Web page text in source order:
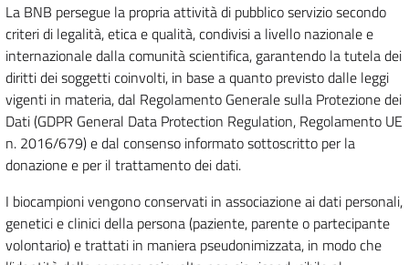
La BNB persegue la propria attività di pubblico servizio secondo
criteri di legalità, etica e qualità, condivisi a livello nazionale e
internazionale dalla comunità scientifica, garantendo la tutela dei
diritti dei soggetti coinvolti, in base a quanto previsto dalle leggi
vigenti in materia, dal Regolamento Generale sulla Protezione dei
Dati (GDPR General Data Protection Regulation, Regolamento UE
n. 2016/679) e dal consenso informato sottoscritto per la
donazione e per il trattamento dei dati.
I biocampioni vengono conservati in associazione ai dati personali,
genetici e clinici della persona (paziente, parente o partecipante
volontario) e trattati in maniera pseudonimizzata, in modo che